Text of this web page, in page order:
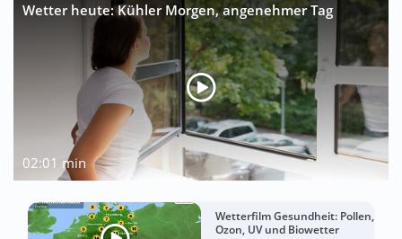
Wetter heute: Kühler Morgen, angenehmer Tag
02:01 min
Wetterfilm Gesundheit: Pollen,
Ozon, UV und Biowetter